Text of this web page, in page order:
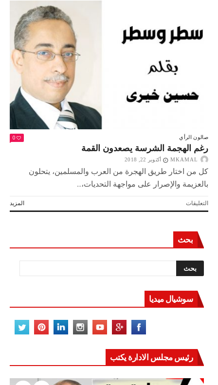
صالون الرأي 0
رغم الهجمة الشرسة يصعدون القمة
MKAMAL أكتوبر 22, 2018
كل من اختار طريق الهجرة من العرب والمسلمين، يتحلون
بالعزيمة والإصرار على مواجهة التحديات،...
المزيد التعليقاتعلى
رغم
الشرسة
يصعدون
القمة
بحث
سوشيال ميديا
رئيس مجلس الادارة يكتب